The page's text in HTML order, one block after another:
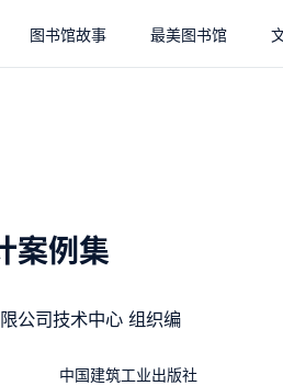
图书馆故事 最美图书馆
案例集
公司技术中心 组织编
中国建筑工业出版社